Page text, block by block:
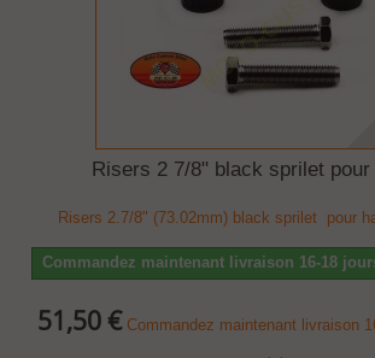
Risers 2 7/8" black sprilet pour
Risers 2.7/8" (73.02mm) black sprilet pour
Commandez maintenant livraison 16-18
51,50 € Commandez maintenant livraison